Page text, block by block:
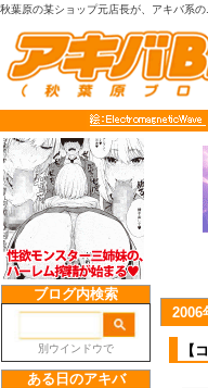
秋葉原の某ショップ元店長が、アキバ系
2006
【